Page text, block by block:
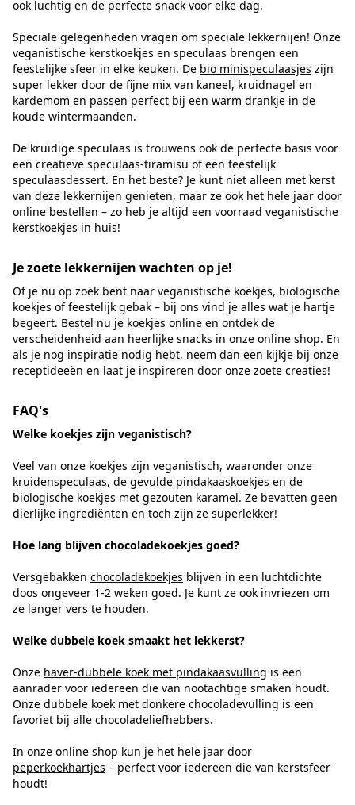
ook luchtig en de perfecte snack voor elke dag.
Speciale gelegenheden vragen om speciale lekkernijen! Onze
veganistische kerstkoekjes en speculaas brengen een
feestelijke sfeer in elke keuken. De bio minispeculaasjes zijn
super lekker door de fijne mix van kaneel, kruidnagel en
kardemom en passen perfect bij een warm drankje in de
koude wintermaanden.
De kruidige speculaas is trouwens ook de perfecte basis voor
een creatieve speculaas-tiramisu of een feestelijk
speculaasdessert. En het beste? Je kunt niet alleen met kerst
van deze lekkernijen genieten, maar ze ook het hele jaar door
online bestellen – zo heb je altijd een voorraad veganistische
kerstkoekjes in huis!
Je zoete lekkernijen wachten op je!
Of je nu op zoek bent naar veganistische koekjes, biologische
koekjes of feestelijk gebak – bij ons vind je alles wat je hartje
begeert. Bestel nu je koekjes online en ontdek de
verscheidenheid aan heerlijke snacks in onze online shop. En
als je nog inspiratie nodig hebt, neem dan een kijkje bij onze
receptideeën en laat je inspireren door onze zoete creaties!
FAQ's
Welke koekjes zijn veganistisch?
Veel van onze koekjes zijn veganistisch, waaronder onze
kruidenspeculaas, de gevulde pindakaaskoekjes en de
biologische koekjes met gezouten karamel. Ze bevatten geen
dierlijke ingrediënten en toch zijn ze superlekker!
Hoe lang blijven chocoladekoekjes goed?
Versgebakken chocoladekoekjes blijven in een luchtdichte
doos ongeveer 1-2 weken goed. Je kunt ze ook invriezen om
ze langer vers te houden.
Welke dubbele koek smaakt het lekkerst?
Onze haver-dubbele koek met pindakaasvulling is een
aanrader voor iedereen die van nootachtige smaken houdt.
Onze dubbele koek met donkere chocoladevulling is een
favoriet bij alle chocoladeliefhebbers.
In onze online shop kun je het hele jaar door
peperkoekhartjes – perfect voor iedereen die van kerstsfeer
houdt!